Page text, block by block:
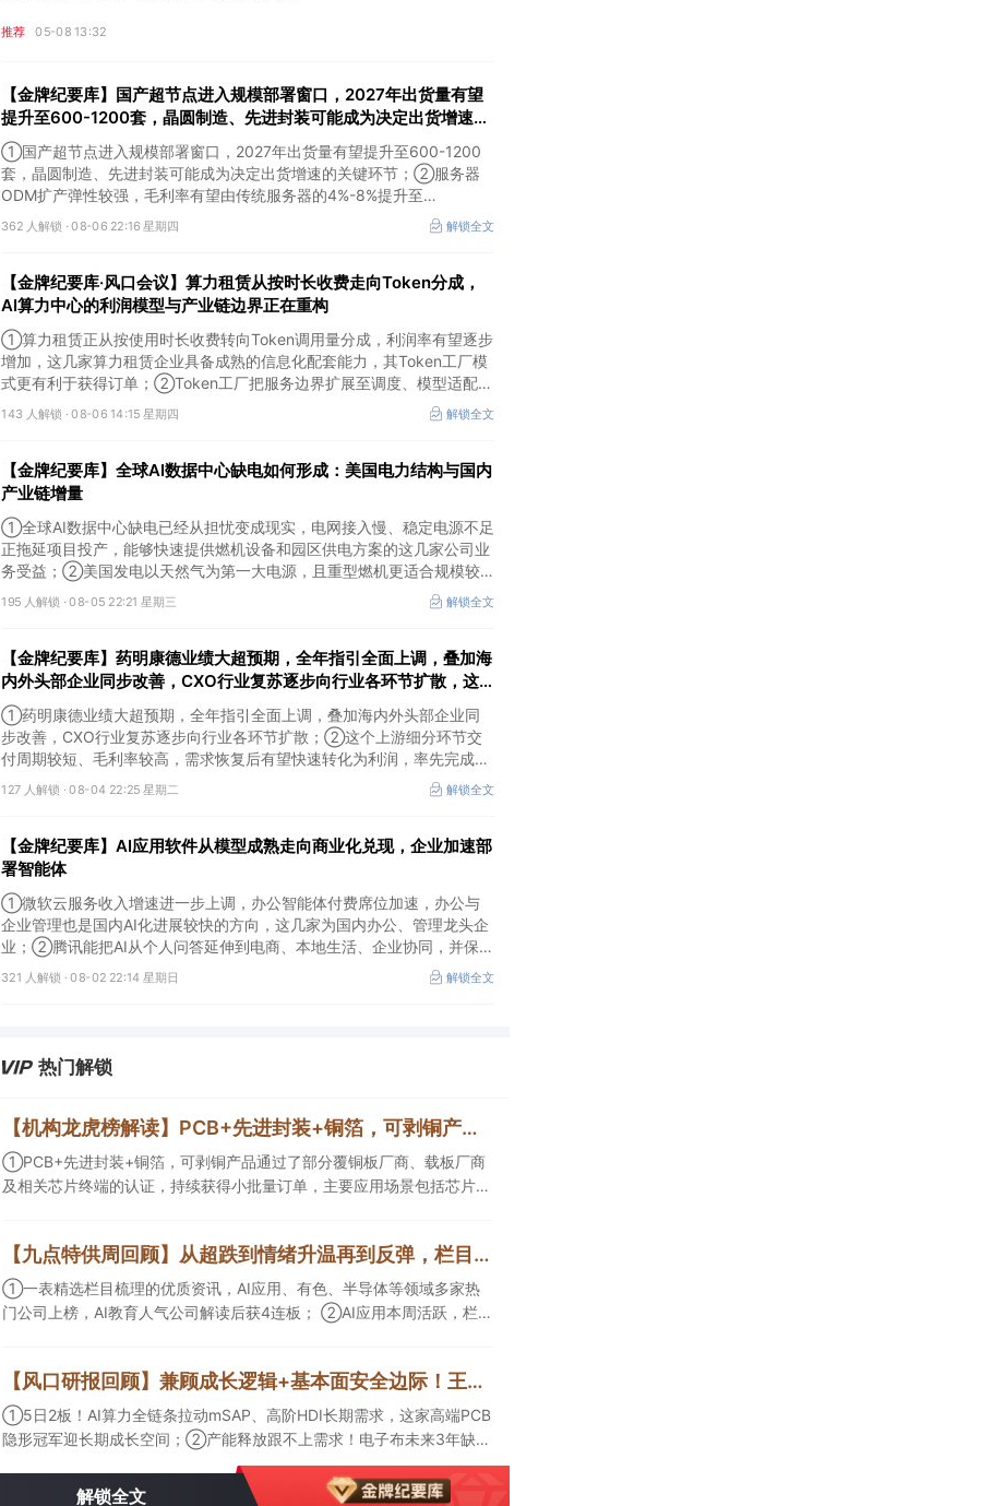
推荐 05-08 13:32
【金牌纪要库】国产超节点进入规模部署窗口，2027年出货量有望
提升至600-1200套，晶圆制造、先进封装可能成为决定出货增速的
关键环节
①国产超节点进入规模部署窗口，2027年出货量有望提升至600-1200
套，晶圆制造、先进封装可能成为决定出货增速的关键环节；②服务器
ODM扩产弹性较强，毛利率有望由传统服务器的4%-8%提升至
10%-15%，这两家公司占据整机市场的核心份额；③国产交换芯片已经
由送样验证逐步进入小批量应用，中低速率产品替代有望加快，400G、
362 人解锁 ·08-06 22:16 星期四 解锁全文
【金牌纪要库·风口会议】算力租赁从按时长收费走向Token分成，
AI算力中心的利润模型与产业链边界正在重构
①算力租赁正从按使用时长收费转向Token调用量分成，利润率有望逐步
增加，这几家算力租赁企业具备成熟的信息化配套能力，其Token工厂模
式更有利于获得订单；②Token工厂把服务边界扩展至调度、模型适配、
计费和安全，这类具备网络安全配套和底层模型适配业务的企业也会受益
Token工厂建设；③高端训练卡仍受供给约束，AI应用持续推高推理需求
143 人解锁 ·08-06 14:15 星期四 解锁全文
【金牌纪要库】全球AI数据中心缺电如何形成：美国电力结构与国内
产业链增量
①全球AI数据中心缺电已经从担忧变成现实，电网接入慢、稳定电源不足
正拖延项目投产，能够快速提供燃机设备和园区供电方案的这几家公司业
务受益；②美国发电以天然气为第一大电源，且重型燃机更适合规模较
大、持续运行的数据中心园区，透平叶片为上游主要卡产能环节，这家国
内公司已与国外燃机巨头签署多年供货协议；③国家电网“十五五”投资规
几家企业为国内特高压设备头部企业。
195 人解锁 ·08-05 22:21 星期三 解锁全文
【金牌纪要库】药明康德业绩大超预期，全年指引全面上调，叠加海
内外头部企业同步改善，CXO行业复苏逐步向行业各环节扩散，这
个上游细分环节交付周期较短、毛利率较高，需求恢复后有望快速转
化为利润
①药明康德业绩大超预期，全年指引全面上调，叠加海内外头部企业同
步改善，CXO行业复苏逐步向行业各环节扩散；②这个上游细分环节交
付周期较短、毛利率较高，需求恢复后有望快速转化为利润，率先完成客
户认证并具备规模化生产能力的企业竞争优势更明显；③相较2019—
2021年周期，本轮更多来自存量管线向中后期推进、境外BD交易活跃、
强。
127 人解锁 ·08-04 22:25 星期二 解锁全文
【金牌纪要库】AI应用软件从模型成熟走向商业化兑现，企业加速部
署智能体
①微软云服务收入增速进一步上调，办公智能体付费席位加速，办公与
企业管理也是国内AI化进展较快的方向，这几家为国内办公、管理龙头企
业；②腾讯能把AI从个人问答延伸到电商、本地生活、企业协同，并保留
较强的开放生态特征，在AI智能体时代具有强竞争力，这几家企业与腾讯
业务联系紧密；③AI应用扩张会显著增加推理算力需求，第三方算力的订
321 人解锁 ·08-02 22:14 星期日 解锁全文
热门解锁
【机构龙虎榜解读】PCB+先进封装+铜箔，可剥铜产品通过了部分覆铜板厂商、载板厂商及相关芯片终端的认证，持续获得小批量订单，主要应用场景包括芯片封装光模块用PCB，机构大额净买入这家公司
①PCB+先进封装+铜箔，可剥铜产品通过了部分覆铜板厂商、载板厂商
及相关芯片终端的认证，持续获得小批量订单，主要应用场景包括芯片封
具备承接细胞与基因治疗产品商业化受托生产的合规资质，这家公司获净
买入。
【九点特供周回顾】从超跌到情绪升温再到反弹，栏目梳理AI应用题材逻辑，AI教育人气公司解读后获4连板
①一表精选栏目梳理的优质资讯，AI应用、有色、半导体等领域多家热
门公司上榜，AI教育人气公司解读后获4连板； ②AI应用本周活跃，栏目
提及2家核心公司双双涨停。
【风口研报回顾】兼顾成长逻辑+基本面安全边际！王牌自营前瞻覆盖“pcb+MLCC+电子布”，梳理AI产业链优质标的“深坑起跳”
①5日2板！AI算力全链条拉动mSAP、高阶HDI长期需求，这家高端PCB
隐形冠军迎长期成长空间；②产能释放跟不上需求！电子布未来3年缺口
难消，深坑之际再梳理行业逻辑，人气龙头涨超3成；③AI服务器、机器
人带动MLCC景气周期持续！这家公司扩产、涨价预期暂未被市场定价，
解锁全文